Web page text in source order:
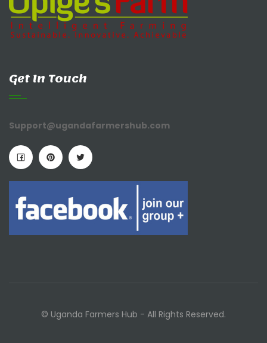
Get In Touch
Support@ugandafarmershub.com
© Uganda Farmers Hub - All Rights Reserved.